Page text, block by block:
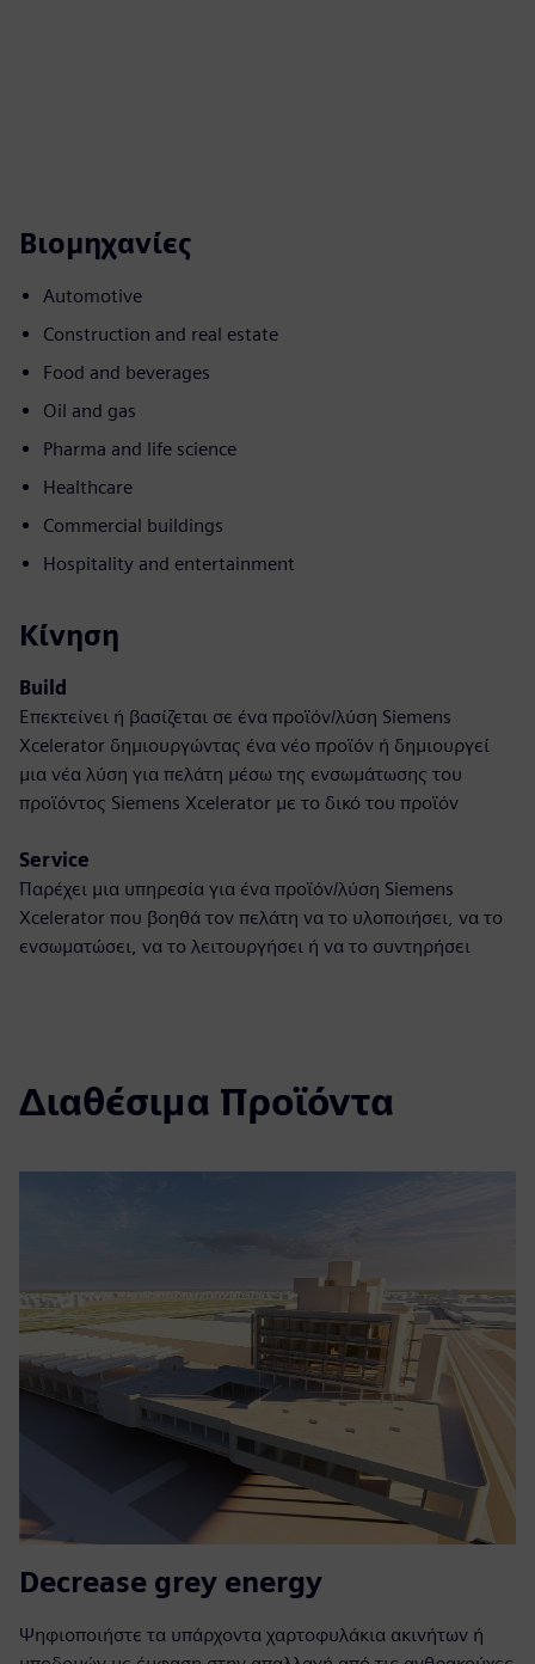
Βιομηχανίες
Automotive
Construction and real estate
Food and beverages
Oil and gas
Pharma and life science
Healthcare
Commercial buildings
Hospitality and entertainment
Κίνηση
Build
Επεκτείνει ή βασίζεται σε ένα προϊόν/λύση Siemens
Xcelerator δημιουργώντας ένα νέο προϊόν ή δημιουργεί
μια νέα λύση για πελάτη μέσω της ενσωμάτωσης του
προϊόντος Siemens Xcelerator με το δικό του προϊόν
Service
Παρέχει μια υπηρεσία για ένα προϊόν/λύση Siemens
Xcelerator που βοηθά τον πελάτη να το υλοποιήσει, να το
ενσωματώσει, να το λειτουργήσει ή να το συντηρήσει
Διαθέσιμα Προϊόντα
Decrease grey energy
Ψηφιοποιήστε τα υπάρχοντα χαρτοφυλάκια ακινήτων ή